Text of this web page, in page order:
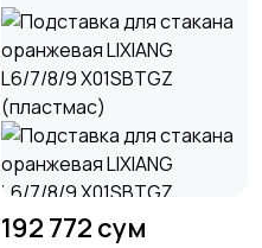
192 772 сум